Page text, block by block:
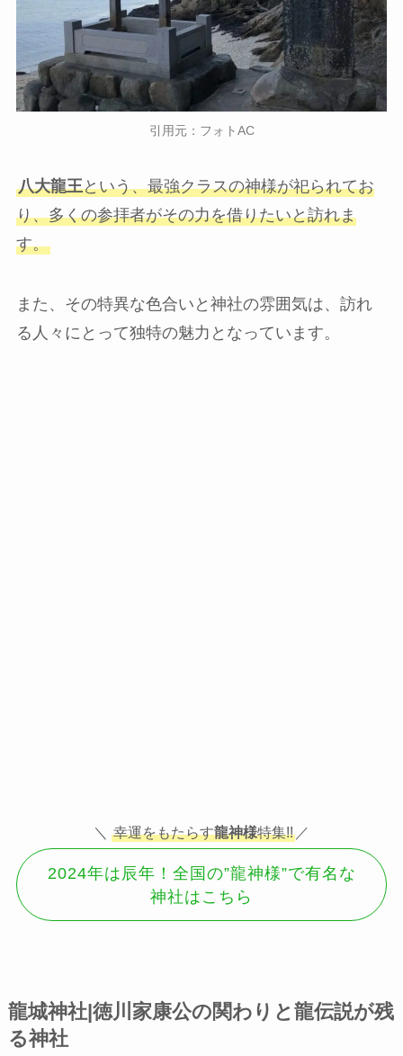
引用元：フォトAC
八大龍王という、最強クラスの神様が祀られてお
り、多くの参拝者がその力を借りたいと訪れま
す。
また、その特異な色合いと神社の雰囲気は、訪れ
る人々にとって独特の魅力となっていま​ ​す。
＼ 幸運をもたらす龍神様特集!! ／
2024年は辰年！全国の”龍神様”で有名な
神社はこちら
龍城神社|徳川家康公の関わりと龍伝説が残
る神社